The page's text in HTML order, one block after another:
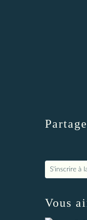
S'inscrire à
Vous